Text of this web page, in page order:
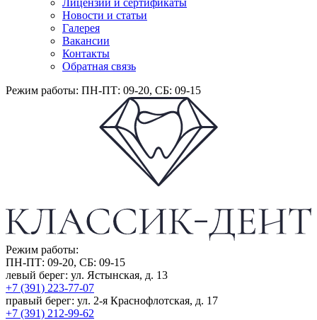
Лицензии и сертификаты
Новости и статьи
Галерея
Вакансии
Контакты
Обратная связь
Режим работы: ПН-ПТ: 09-20, СБ: 09-15
Режим работы:
ПН-ПТ: 09-20, СБ: 09-15
левый берег: ул. Ястынская, д. 13
+7 (391) 223-77-07
правый берег: ул. 2-я Краснофлотская, д. 17
+7 (391) 212-99-62